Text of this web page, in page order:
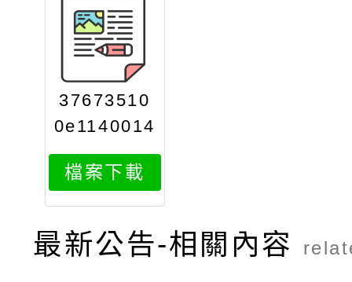
37673510
0e1140014
3891attac
h1
檔案下載
最新公告-相關內容